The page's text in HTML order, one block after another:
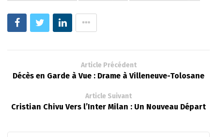
Article Précédent
Décès en Garde à Vue : Drame à Villeneuve-Tolosane
Article Suivant
Cristian Chivu Vers l’Inter Milan : Un Nouveau Départ